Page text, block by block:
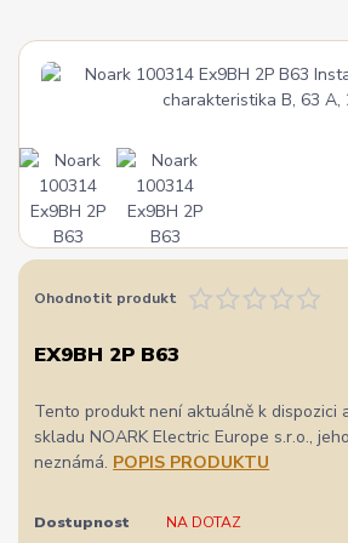
Ohodnotit produkt
EX9BH 2P B63
Tento produkt není aktuálně k dispozici
skladu NOARK Electric Europe s.r.o.,
neznámá. POPIS PRODUKTU
Dostupnost NA DOTAZ